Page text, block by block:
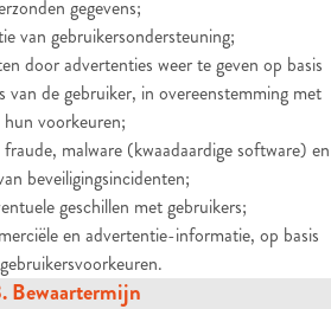
gegevens;
van gebruikersondersteuning;
door advertenties weer te geven op basis
van de gebruiker, in overeenstemming met
hun voorkeuren;
malware (kwaadaardige software) en
beveiligingsincidenten;
geschillen met gebruikers;
en advertentie-informatie, op basis
Bewaartermijn